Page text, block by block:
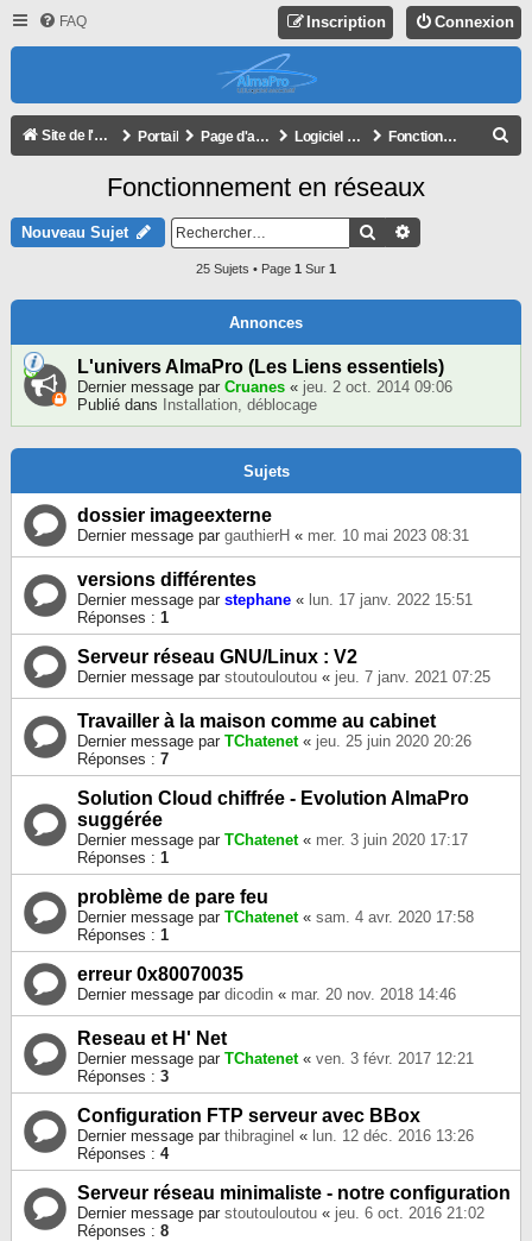
FAQ Connexion
Inscription
Site de l'association Portail Page d'accueil du forum Logiciel AlmaPro Fonctionnement en réseaux
Fonctionnement en réseaux
Nouveau Sujet Rechercher
25 Sujets • Page 1 Sur 1
Annonces
L'univers AlmaPro (Les Liens essentiels)
Dernier message par Cruanes « jeu. 2 oct. 2014 09:06
Publié dans
Installation, déblocage
Sujets
dossier imageexterne
Dernier message par gauthierH « mer. 10 mai 2023 08:31
versions différentes
Dernier message par stephane « lun. 17 janv. 2022 15:51
Réponses : 1
Serveur réseau GNU/Linux : V2
Dernier message par stoutouloutou « jeu. 7 janv. 2021 07:25
Travailler à la maison comme au cabinet
Dernier message par TChatenet« jeu. 25 juin 2020 20:26
Réponses : 7
Solution Cloud chiffrée - Evolution AlmaPro
suggérée
Dernier message par TChatenet« mer. 3 juin 2020 17:17
Réponses : 1
problème de pare feu
Dernier message par TChatenet« sam. 4 avr. 2020 17:58
Réponses : 1
erreur 0x80070035
Dernier message par dicodin « mar. 20 nov. 2018 14:46
Reseau et H' Net
Dernier message par TChatenet« ven. 3 févr. 2017 12:21
Réponses : 3
Configuration FTP serveur avec BBox
Dernier message par thibraginel « lun. 12 déc. 2016 13:26
Réponses : 4
Serveur réseau minimaliste - notre configuration
Dernier message par stoutouloutou « jeu. 6 oct. 2016 21:02
Réponses : 8